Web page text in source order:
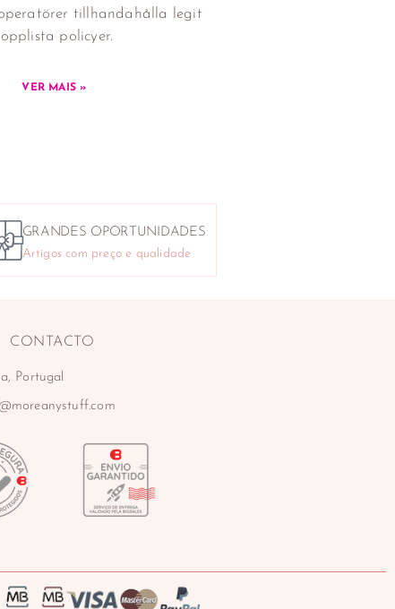
tillhandahålla legit
policyer.
VER MAIS »
GRANDES OPORTUNIDADES
Artigos com preço e qualidade
CONTACTO
Portugal